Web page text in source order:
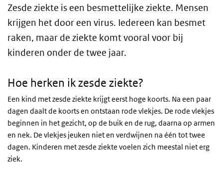
Zesde ziekte is een besmettelijke ziekte. Mensen
krijgen het door een virus. Iedereen kan besmet
raken, maar de ziekte komt vooral voor bij
kinderen onder de twee jaar.
Hoe herken ik zesde ziekte?
Een kind met zesde ziekte krijgt eerst hoge koorts. Na een paar
dagen daalt de koorts en ontstaan rode vlekjes. De rode vlekjes
beginnen in het gezicht, op de buik en de rug, daarna op armen
en nek. De vlekjes jeuken niet en verdwijnen na één tot twee
dagen. Kinderen met zesde ziekte voelen zich meestal niet erg
ziek.